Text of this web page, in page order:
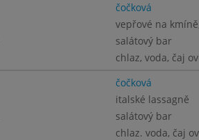
čočková
vepřové na
salátový bar
chlaz, voda, čaj
čočková
italské lassagně
salátový bar
chlaz. voda, čaj